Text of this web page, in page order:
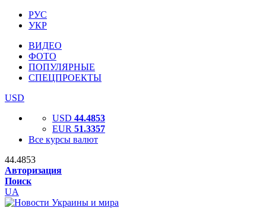
РУС
УКР
ВИДЕО
ФОТО
ПОПУЛЯРНЫЕ
СПЕЦПРОЕКТЫ
USD
USD 44.4853
EUR 51.3357
Все курсы валют
44.4853
Авторизация
Поиск
UA